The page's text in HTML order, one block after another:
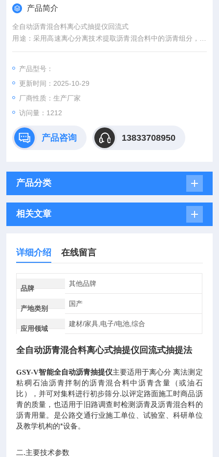
产品简介
全自动沥青混合料离心式抽提仪回流式
用途：采用高速离心分离技术提取沥青混合料中的沥青组分，快
速测定沥青混合料的石比，并可对集料进行初步筛分。
产品型号：
更新时间：2025-10-29
厂商性质：生产厂家
访问量：1212
产品咨询 13833708950
产品分类
相关文章
详细介绍 在线留言
品牌
其他品牌
产地类别
国产
应用领域
建材/家具,电子/电池,综合
全自动沥青混合料离心式抽提仪回流式抽提法
GSY-V智能全自动沥青抽提仪主要适用于离心分 离法测定
粘稠石油沥青拌制的沥青混合料中沥青含量（或油石
比），并可对集料进行初步筛分.以评定路面施工时商品沥
青的质量，也适用于旧路调查时检测沥青及沥青混合料的
沥青用量。是公路交通行业施工单位、试验室、科研单位
及教学机构的*设备。
二.主要技术参数